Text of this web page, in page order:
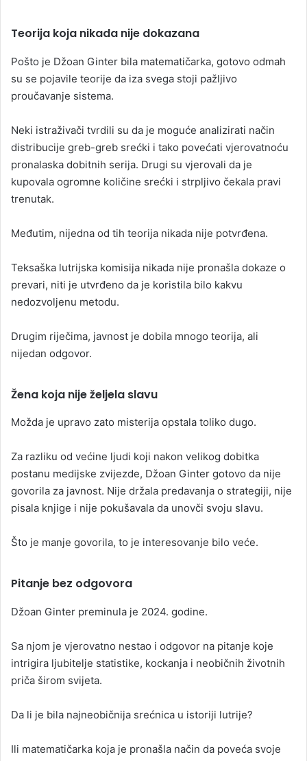
Teorija koja nikada nije dokazana
Pošto je Džoan Ginter bila matematičarka, gotovo odmah
su se pojavile teorije da iza svega stoji pažljivo
proučavanje sistema.
Neki istraživači tvrdili su da je moguće analizirati način
distribucije greb-greb srećki i tako povećati vjerovatnoću
pronalaska dobitnih serija. Drugi su vjerovali da je
kupovala ogromne količine srećki i strpljivo čekala pravi
trenutak.
Međutim, nijedna od tih teorija nikada nije potvrđena.
Teksaška lutrijska komisija nikada nije pronašla dokaze o
prevari, niti je utvrđeno da je koristila bilo kakvu
nedozvoljenu metodu.
Drugim riječima, javnost je dobila mnogo teorija, ali
nijedan odgovor.
Žena koja nije željela slavu
Možda je upravo zato misterija opstala toliko dugo.
Za razliku od većine ljudi koji nakon velikog dobitka
postanu medijske zvijezde, Džoan Ginter gotovo da nije
govorila za javnost. Nije držala predavanja o strategiji, nije
pisala knjige i nije pokušavala da unovči svoju slavu.
Što je manje govorila, to je interesovanje bilo veće.
Pitanje bez odgovora
Džoan Ginter preminula je 2024. godine.
Sa njom je vjerovatno nestao i odgovor na pitanje koje
intrigira ljubitelje statistike, kockanja i neobičnih životnih
priča širom svijeta.
Da li je bila najneobičnija srećnica u istoriji lutrije?
Ili matematičarka koja je pronašla način da poveća svoje